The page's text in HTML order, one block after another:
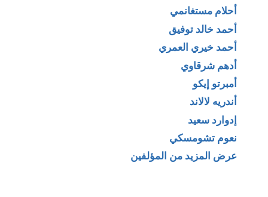
أحلام مستغانمي
أحمد خالد توفيق
أحمد خيري العمري
أدهم شرقاوي
أمبرتو إيكو
أندريه لالاند
إدوارد سعيد
نعوم تشومسكي
عرض المزيد من المؤلفين